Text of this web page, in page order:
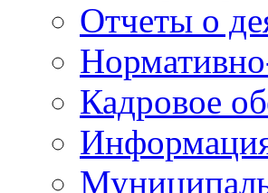
Отчеты о
Кадровое